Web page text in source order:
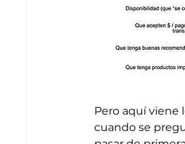
Pero aquí viene
cuando se